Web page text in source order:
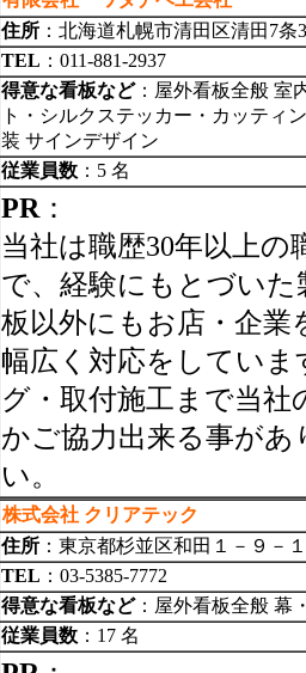
住所 ：北海道札幌市清田区清田7条
TEL ：011-881-2937
得意な看板など：屋外看板全般 室
ト・シルクステッカー・カッティ
装 サインデザイン
従業員数 ：5 名
PR ：
当社は職歴30年以上
で、経験にもとづい
板以外にもお店・企業
幅広く対応をしてい
グ・取付施工まで当
かご協力出来る事が
い。
株式会社 クリアテック
住所 ：東京都杉並区和田１－９－
TEL ：03-5385-7772
得意な看板など：屋外看板全般 幕
従業員数 ：17 名